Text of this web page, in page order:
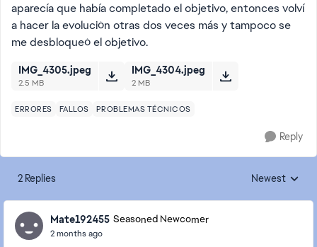
aparecía que había completado el objetivo, entonces volví
a hacer la evolución otras dos veces más y tampoco se
me desbloqueó el objetivo.
IMG_4305.jpeg
2.5 MB
IMG_4304.jpeg
2 MB
ERRORES FALLOS PROBLEMAS TÉCNICOS
Reply
2 Replies Replies sorted
Newest
Mate192455 Seasoned Newcomer
2 months ago